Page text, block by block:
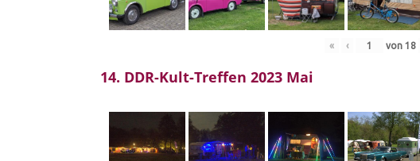
« ‹ von18
14. DDR-Kult-Treffen 2023 Mai